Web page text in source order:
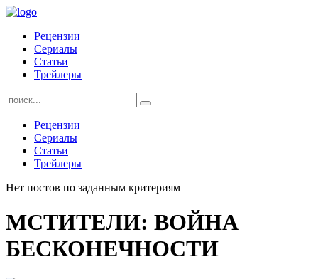
Skip
contentРецензии
Сериалы
Статьи
Трейлеры
Найти:
Рецензии
Сериалы
Статьи
Трейлеры
Нет постов по заданным критериям
МСТИТЕЛИ: ВОЙНА
БЕСКОНЕЧНОСТИ